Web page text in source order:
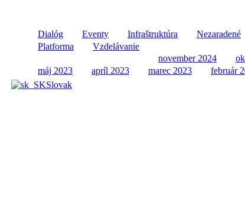
Dialóg Eventy Infraštruktúra
Nezaradené
Platforma
Vzdelávanie
november 2024
máj 2023
apríl 2023 marec 2023 február
Slovak